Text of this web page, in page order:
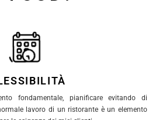
fondamentale, pianificare evitando di
lavoro di un ristorante è un elemento